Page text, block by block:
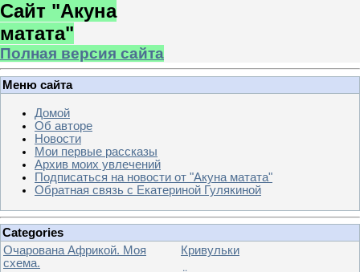
Сайт "Акуна
матата"
Полная версия сайта
Меню сайта
Домой
Об авторе
Новости
Мои первые рассказы
Архив моих увлечений
Подписаться на новости от "Акуна матата"
Обратная связь с Екатериной Гулякиной
Categories
Очарована Африкой. Моя
схема.
Кривульки